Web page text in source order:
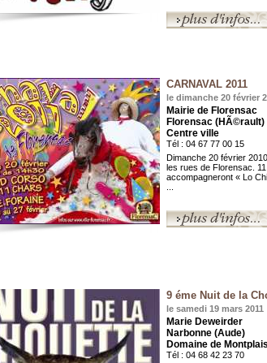
CARNAVAL 2011
le dimanche 20 février
Mairie de Florensac
Florensac (HÃ©rault)
Centre ville
Tél : 04 67 77 00 15
Dimanche 20 février
les rues de Florensac.
accompagneront « Lo
9 éme Nuit de la
le samedi 19 mars 2011
Marie Deweirder
Narbonne (Aude)
Domaine de
Tél : 04 68 42 23 70